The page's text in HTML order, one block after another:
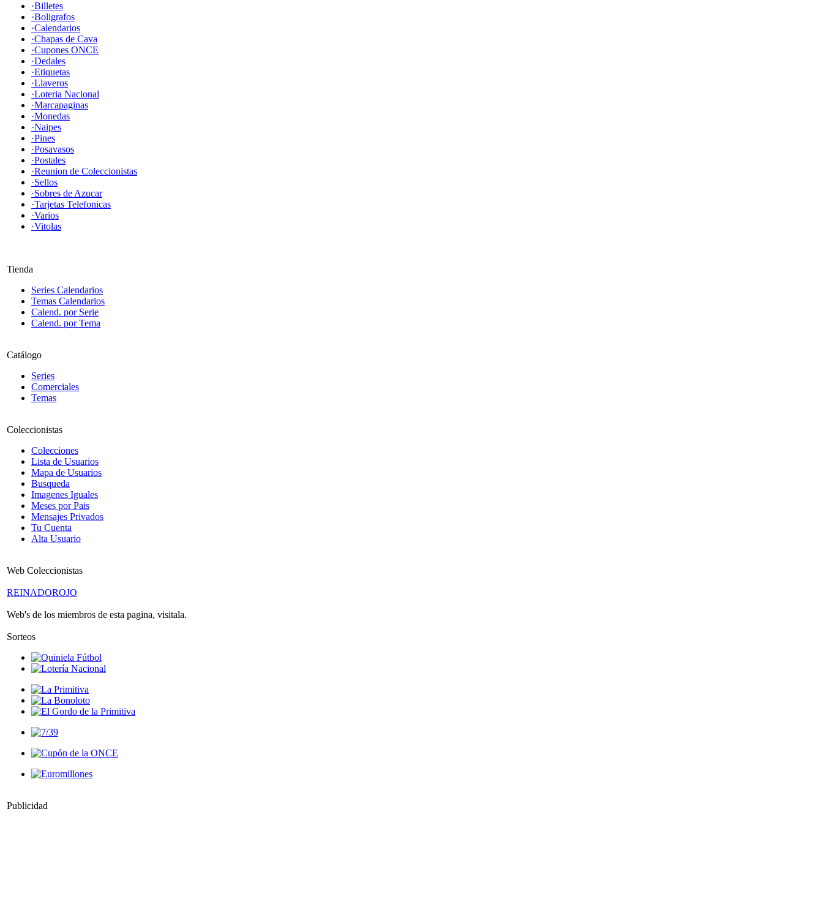
·Billetes
·Boligrafos
·Calendarios
·Chapas de Cava
·Cupones ONCE
·Dedales
·Etiquetas
·Llaveros
·Loteria Nacional
·Marcapaginas
·Monedas
·Naipes
·Pines
·Posavasos
·Postales
·Reunion de Coleccionistas
·Sellos
·Sobres de Azucar
·Tarjetas Telefonicas
·Varios
·Vitolas
Tienda
Series Calendarios
Temas Calendarios
Calend. por Serie
Calend. por Tema
Catálogo
Series
Comerciales
Temas
Coleccionistas
Colecciones
Lista de Usuarios
Mapa de Usuarios
Busqueda
Imagenes Iguales
Meses por Pais
Mensajes Privados
Tu Cuenta
Alta Usuario
Web Coleccionistas
REINADOROJO
Web's de los miembros de esta pagina, visitala.
Sorteos
Publicidad